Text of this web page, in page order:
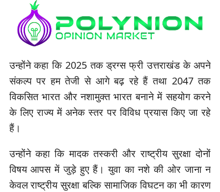
उन्होंने कहा कि 2025 तक ड्रग्स फ्री उत्तराखंड के अपने
संकल्प पर हम तेजी से आगे बढ़ रहे हैं तथा 2047 तक
विकसित भारत और नशामुक्त भारत बनाने में सहयोग करने
के लिए राज्य में अनेक स्तर पर विविध प्रयास किए जा रहे
हैं।
उन्होंने कहा कि मादक तस्करी और राष्ट्रीय सुरक्षा दोनों
विषय आपस में जुड़े हुए हैं। युवा का नशे की ओर जाना न
केवल राष्ट्रीय सुरक्षा बल्कि सामाजिक विघटन का भी कारण